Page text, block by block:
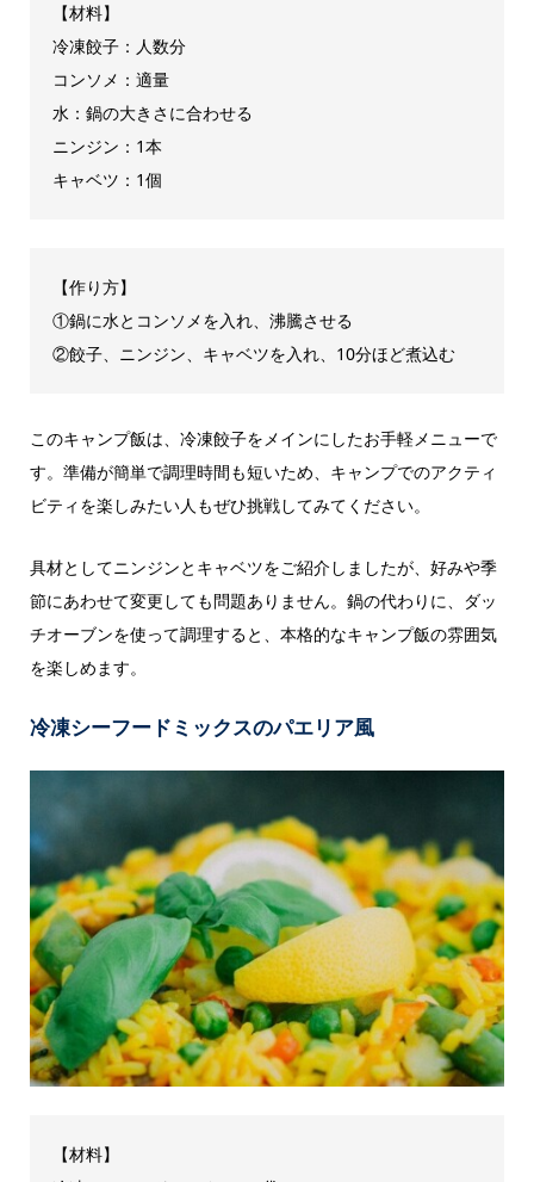
【材料】
冷凍餃子：人数分
コンソメ：適量
水：鍋の大きさに合わせる
ニンジン：1本
キャベツ：1個
【作り方】
①鍋に水とコンソメを入れ、沸騰させる
②餃子、ニンジン、キャベツを入れ、10分ほど煮込む
このキャンプ飯は、冷凍餃子をメインにしたお手軽メニューで
す。準備が簡単で調理時間も短いため、キャンプでのアクティ
ビティを楽しみたい人もぜひ挑戦してみてください。
具材としてニンジンとキャベツをご紹介しましたが、好みや季
節にあわせて変更しても問題ありません。鍋の代わりに、ダッ
チオーブンを使って調理すると、本格的なキャンプ飯の雰囲気
を楽しめます。
冷凍シーフードミックスのパエリア風
【材料】